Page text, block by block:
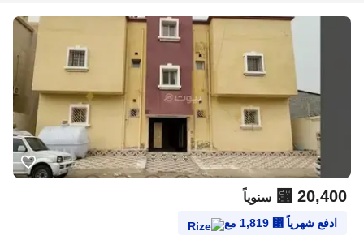
⃁ 20,400 سنوياً
ادفع شهرياً ⃁
1,819 مع